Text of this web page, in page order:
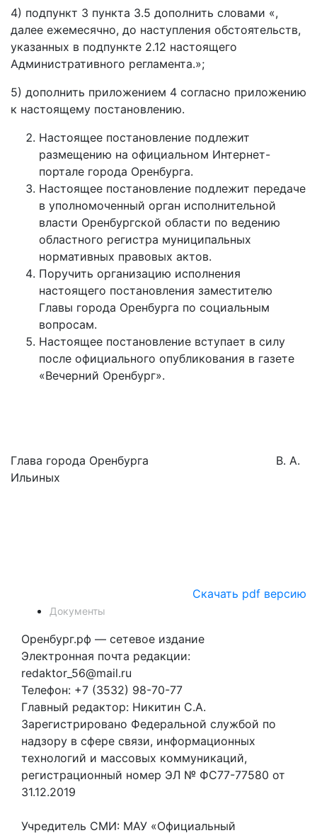
4) подпункт 3 пункта 3.5 дополнить словами «,
далее ежемесячно, до наступления обстоятельств,
указанных в подпункте 2.12 настоящего
Административного регламента.»;
5) дополнить приложением 4 согласно приложению
к настоящему постановлению.
Настоящее постановление подлежит
размещению на официальном Интернет-
портале города Оренбурга.
Настоящее постановление подлежит передаче
в уполномоченный орган исполнительной
власти Оренбургской области по ведению
областного регистра муниципальных
нормативных правовых актов.
Поручить организацию исполнения
настоящего постановления заместителю
Главы города Оренбурга по социальным
вопросам.
Настоящее постановление вступает в силу
после официального опубликования в газете
«Вечерний Оренбург».
Глава города Оренбурга В. А.
Ильиных
Скачать pdf версию
Документы
Оренбург.рф — сетевое издание
Электронная почта редакции:
redaktor_56@mail.ru
Телефон: +7 (3532) 98-70-77
Главный редактор: Никитин С.А.
Зарегистрировано Федеральной службой по
надзору в сфере связи, информационных
технологий и массовых коммуникаций,
регистрационный номер ЭЛ № ФС77-77580 от
31.12.2019
Учредитель СМИ: МАУ «Официальный